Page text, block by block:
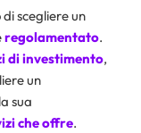
scegliere un
regolamentato.
di investimento,
un
sua
che offre.